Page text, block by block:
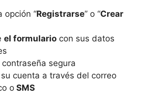
opción “Registrarse” o “Crear
el formulario con sus datos
contraseña segura
cuenta a través del correo
o SMS